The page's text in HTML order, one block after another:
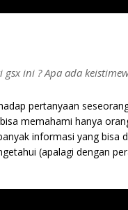
ini ? Apa ada
pertanyaan
memahami hanya
informasi yang bisa
(apalagi dengan